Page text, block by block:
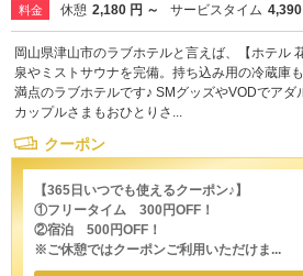
料金 休憩 2,180 円 ～ サービスタイム 4,390
岡山県津山市のラブホテルと言えば、【ホテル
泉やミストサウナを完備。持ち込み用の冷蔵庫
満点のラブホテルです♪ SMグッズやVODでアダ
カップルさまもおひとりさ...
クーポン
【365日いつでも使えるクーポン♪】
①フリータイム 300円OFF！
②宿泊 500円OFF！
※ご休憩ではクーポンご利用いただけま...